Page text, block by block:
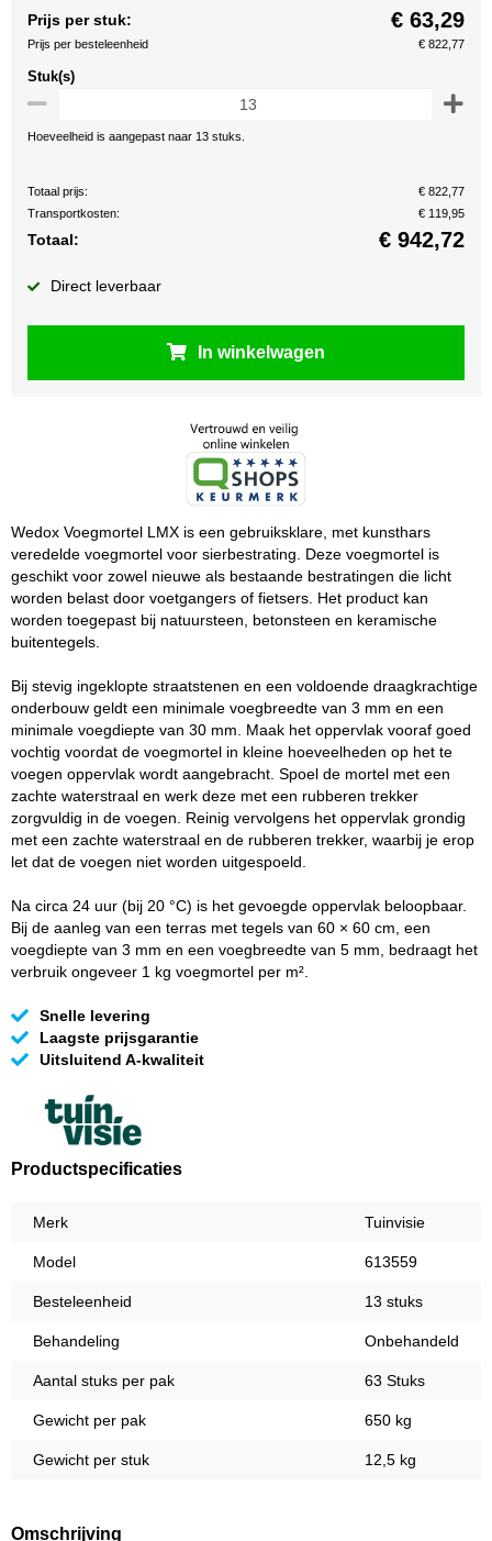
Prijs per stuk: € 63,29
Prijs per besteleenheid € 822,77
Stuk(s)
Hoeveelheid is aangepast naar 13 stuks.
Totaal prijs:
€ 822,77
Transportkosten:
€ 119,95
Totaal: € 942,72
Direct leverbaar
In winkelwagen
Wedox Voegmortel LMX is een gebruiksklare, met kunsthars
veredelde voegmortel voor sierbestrating. Deze voegmortel is
geschikt voor zowel nieuwe als bestaande bestratingen die licht
worden belast door voetgangers of fietsers. Het product kan
worden toegepast bij natuursteen, betonsteen en keramische
buitentegels.
Bij stevig ingeklopte straatstenen en een voldoende draagkrachtige
onderbouw geldt een minimale voegbreedte van 3 mm en een
minimale voegdiepte van 30 mm. Maak het oppervlak vooraf goed
vochtig voordat de voegmortel in kleine hoeveelheden op het te
voegen oppervlak wordt aangebracht. Spoel de mortel met een
zachte waterstraal en werk deze met een rubberen trekker
zorgvuldig in de voegen. Reinig vervolgens het oppervlak grondig
met een zachte waterstraal en de rubberen trekker, waarbij je erop
let dat de voegen niet worden uitgespoeld.
Na circa 24 uur (bij 20 °C) is het gevoegde oppervlak beloopbaar.
Bij de aanleg van een terras met tegels van 60 × 60 cm, een
voegdiepte van 3 mm en een voegbreedte van 5 mm, bedraagt het
verbruik ongeveer 1 kg voegmortel per m².
Snelle levering
Laagste prijsgarantie
Uitsluitend A-kwaliteit
Productspecificaties
Merk Tuinvisie
Model 613559
Besteleenheid 13 stuks
Behandeling Onbehandeld
Aantal stuks per pak 63 Stuks
Gewicht per pak 650 kg
Gewicht per stuk 12,5 kg
Omschrijving